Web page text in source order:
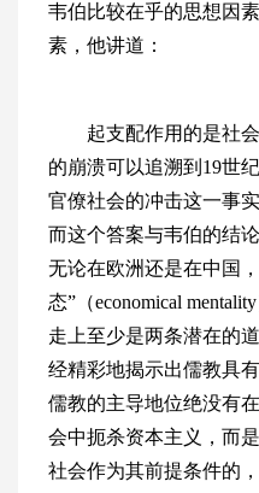
韦伯比较在乎的思想因
素，他讲道：
起支配作用的是社
的崩溃可以追溯到19世
官僚社会的冲击这一事
而这个答案与韦伯的结
无论在欧洲还是在中国
态”（economical
走上至少是两条潜在的
经精彩地揭示出儒教具
儒教的主导地位绝没有
会中扼杀资本主义，而
社会作为其前提条件的